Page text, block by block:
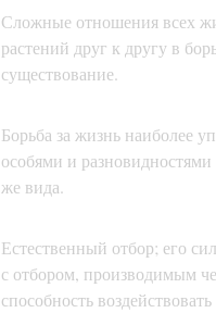
Сложные отношения всех
растений друг к другу в
существование.
Борьба за жизнь наиболее
особями и
же вида.
Естественный отбор; его
с отбором, производимым
способность